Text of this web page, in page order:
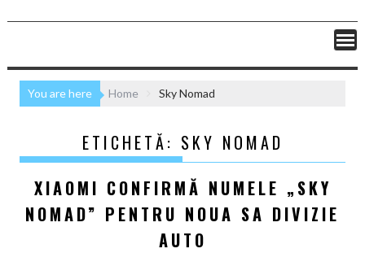
You are here Home Sky Nomad
ETICHETĂ: SKY NOMAD
XIAOMI CONFIRMĂ NUMELE „SKY
NOMAD” PENTRU NOUA SA DIVIZIE
AUTO